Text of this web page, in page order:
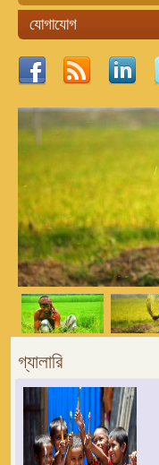
যোগাযোগ
গ্যালারি